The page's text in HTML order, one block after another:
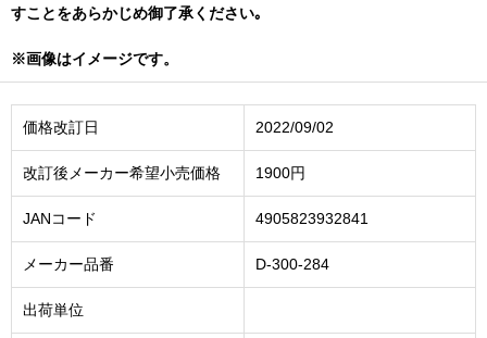
すことをあらかじめ御了承ください｡
※画像はイメージです。
価格改訂日 2022/09/02
改訂後メーカー希望小売価格 1900円
JANコード 4905823932841
メーカー品番 D-300-284
出荷単位